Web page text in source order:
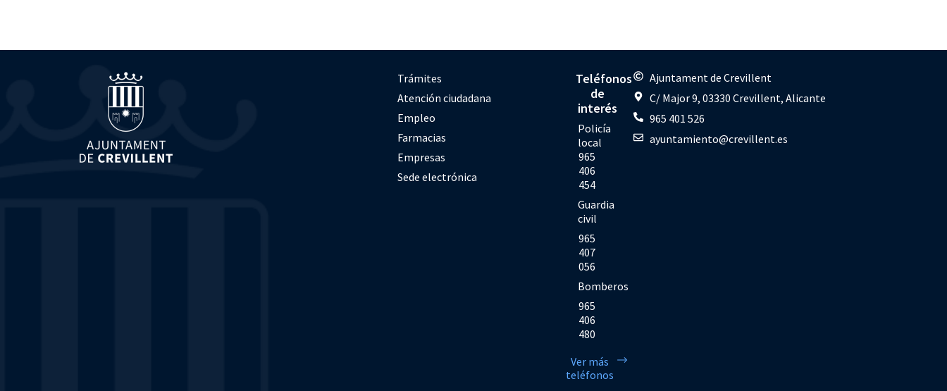
Trámites
Atención ciudadana
Empleo
Farmacias
Empresas
Sede electrónica
Teléfonos
de
interés
Policía
local
965
406
454
Guardia
civil
965
407
056
Bomberos
965
406
480
Ver más
teléfonos
Ajuntament de Crevillent
C/ Major 9, 03330 Crevillent, Alicante
965 401 526
ayuntamiento@crevillent.es